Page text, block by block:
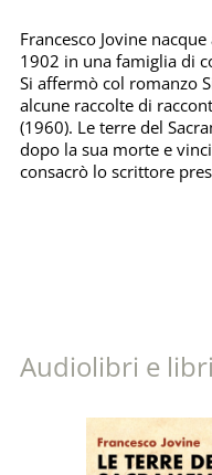
Francesco Jovine
1902 in una famiglia di
Si affermò col romanzo
alcune raccolte di
(1960). Le terre del
dopo la sua morte e
consacrò lo scrittore
Audiolibri e